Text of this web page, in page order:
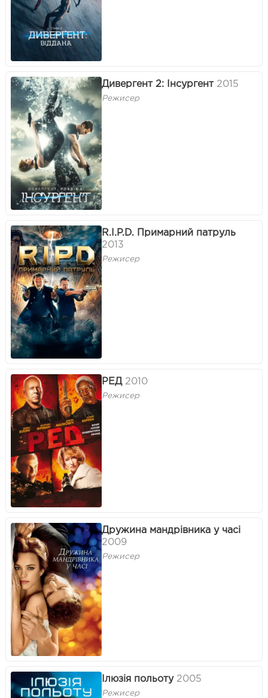
Дивергент 2: Інсургент 2015
Режисер
R.I.P.D. Примарний патруль
2013
Режисер
РЕД 2010
Режисер
Дружина мандрівника у часі
2009
Режисер
Ілюзія польоту 2005
Режисер